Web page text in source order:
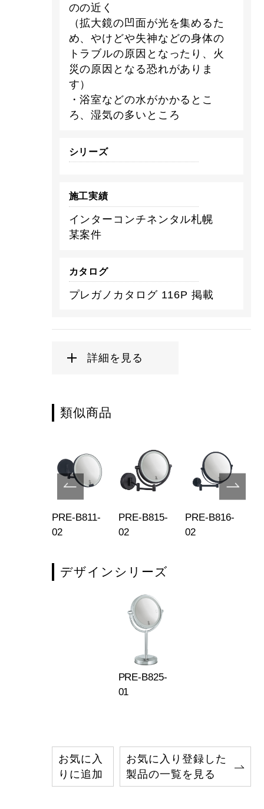
のの近く
（拡大鏡の凹面が光を集めるた
め、やけどや失神などの身体の
トラブルの原因となったり、火
災の原因となる恐れがありま
す）
・浴室などの水がかかるとこ
ろ、湿気の多いところ
シリーズ
施工実績
インターコンチネンタル札幌
某案件
カタログ
プレガノカタログ 116P 掲載
詳細を見る
類似商品
PRE-B811-
02
PRE-B815-
02
PRE-B816-
02
デザインシリーズ
PRE-B825-
01
お気に入
りに追加
お気に入り登録した
製品の一覧を見る